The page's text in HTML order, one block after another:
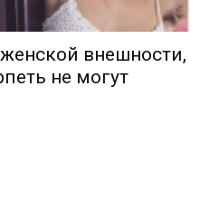
внешности,
не могут